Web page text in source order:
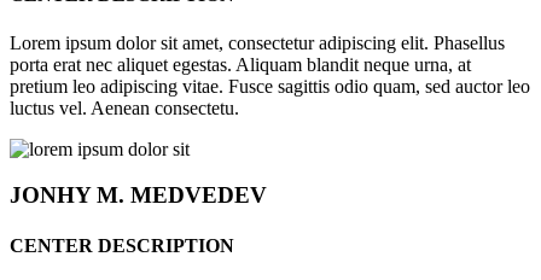
Lorem ipsum dolor sit amet, consectetur adipiscing elit. Phasellus
porta erat nec aliquet egestas. Aliquam blandit neque urna, at
pretium leo adipiscing vitae. Fusce sagittis odio quam, sed auctor leo
luctus vel. Aenean consectetu.
JONHYM. MEDVEDEV
CENTER DESCRIPTION